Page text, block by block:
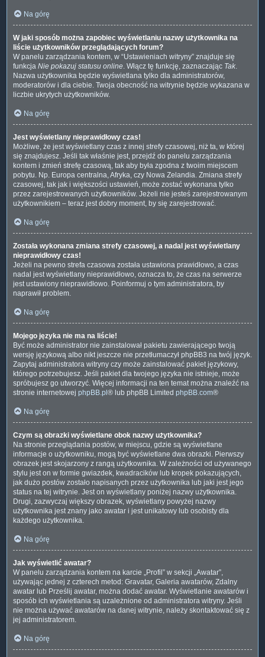
Na górę
W jaki sposób można zapobiec wyświetlaniu nazwy użytkownika na
liście użytkowników przeglądających forum?
W panelu zarządzania kontem, w “Ustawieniach witryny” znajduje się
funkcja Nie pokazuj statusu online. Włącz tę funkcję, zaznaczając Tak.
Nazwa użytkownika będzie wyświetlana tylko dla administratorów,
moderatorów i dla ciebie. Twoja obecność na witrynie będzie wykazana w
liczbie ukrytych użytkowników.
Na górę
Jest wyświetlany nieprawidłowy czas!
Możliwe, że jest wyświetlany czas z innej strefy czasowej, niż ta, w której
się znajdujesz. Jeśli tak właśnie jest, przejdź do panelu zarządzania
kontem i zmień strefę czasową, tak aby była zgodna z twoim miejscem
pobytu. Np. Europa centralna, Afryka, czy Nowa Zelandia. Zmiana strefy
czasowej, tak jak i większości ustawień, może zostać wykonana tylko
przez zarejestrowanych użytkowników. Jeżeli nie jesteś zarejestrowanym
użytkownikiem – teraz jest dobry moment, by się zarejestrować.
Na górę
Została wykonana zmiana strefy czasowej, a nadal jest wyświetlany
nieprawidłowy czas!
Jeżeli na pewno strefa czasowa została ustawiona prawidłowo, a czas
nadal jest wyświetlany nieprawidłowo, oznacza to, że czas na serwerze
jest ustawiony nieprawidłowo. Poinformuj o tym administratora, by
naprawił problem.
Na górę
Mojego języka nie ma na liście!
Być może administrator nie zainstalował pakietu zawierającego twoją
wersję językową albo nikt jeszcze nie przetłumaczył phpBB3 na twój język.
Zapytaj administratora witryny czy może zainstalować pakiet językowy,
którego potrzebujesz. Jeśli pakiet dla twojego języka nie istnieje, może
spróbujesz go utworzyć. Więcej informacji na ten temat można znaleźć na
stronie internetowej phpBB.pl® lub phpBB Limited phpBB.com®
Na górę
Czym są obrazki wyświetlane obok nazwy użytkownika?
Na stronie przeglądania postów, w miejscu, gdzie są wyświetlane
informacje o użytkowniku, mogą być wyświetlane dwa obrazki. Pierwszy
obrazek jest skojarzony z rangą użytkownika. W zależności od używanego
stylu jest on w formie gwiazdek, kwadracików lub kropek pokazujących,
jak dużo postów zostało napisanych przez użytkownika lub jaki jest jego
status na tej witrynie. Jest on wyświetlany poniżej nazwy użytkownika.
Drugi, zazwyczaj większy obrazek, wyświetlany powyżej nazwy
użytkownika jest znany jako awatar i jest unikatowy lub osobisty dla
każdego użytkownika.
Na górę
Jak wyświetlić awatar?
W panelu zarządzania kontem na karcie „Profil” w sekcji „Awatar”,
używając jednej z czterech metod: Gravatar, Galeria awatarów, Zdalny
awatar lub Prześlij awatar, można dodać awatar. Wyświetlanie awatarów i
sposób ich wyświetlania są uzależnione od administratora witryny. Jeśli
nie można używać awatarów na danej witrynie, należy skontaktować się z
jej administratorem.
Na górę